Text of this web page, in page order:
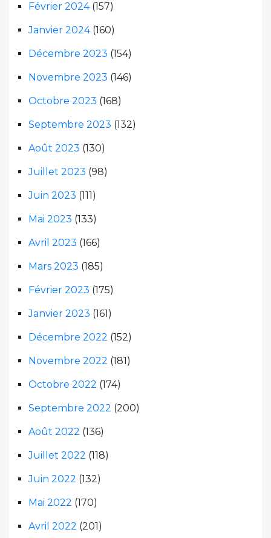
Février 2024(157)
Janvier 2024(160)
Décembre 2023 (154)
Novembre 2023 (146)
Octobre 2023 (168)
Septembre 2023 (132)
Août 2023 (130)
Juillet 2023 (98)
Juin 2023 (111)
Mai 2023 (133)
Avril 2023 (166)
Mars 2023 (185)
Février 2023 (175)
Janvier 2023 (161)
Décembre 2022 (152)
Novembre 2022 (181)
Octobre 2022 (174)
Septembre 2022 (200)
Août 2022 (136)
Juillet 2022 (118)
Juin 2022 (132)
Mai 2022 (170)
Avril 2022 (201)